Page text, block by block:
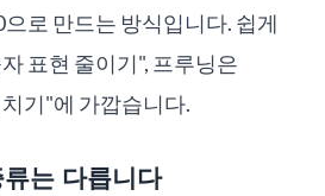
로 만드는 방식입니다. 쉽게
표현 줄이기", 프루닝은
기"에 가깝습니다.
는 다릅니다